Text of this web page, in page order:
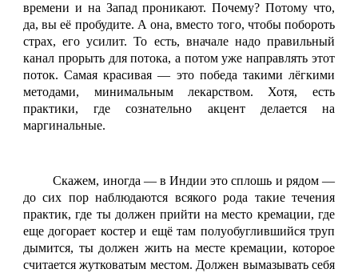
времени и на Запад проникают. Почему? Потому что,
да, вы её пробудите. А она, вместо того, чтобы побороть
страх, его усилит. То есть, вначале надо правильный
канал прорыть для потока, а потом уже направлять этот
поток. Самая красивая — это победа такими лёгкими
методами, минимальным лекарством. Хотя, есть
практики, где сознательно акцент делается на
маргинальные.
Скажем, иногда — в Индии это сплошь и рядом —
до сих пор наблюдаются всякого рода такие течения
практик, где ты должен прийти на место кремации, где
еще догорает костер и ещё там полуобуглившийся труп
дымится, ты должен жить на месте кремации, которое
считается жутковатым местом. Должен вымазывать себя